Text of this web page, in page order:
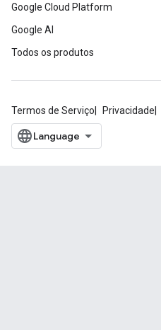
Google Cloud Platform
Google AI
Todos os produtos
Termos de Serviço Privacidade